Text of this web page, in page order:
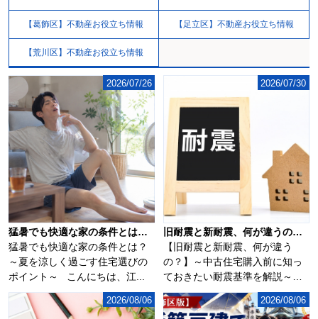
【葛飾区】不動産お役立ち情報 【足立区】不動産お役立ち情報
【荒川区】不動産お役立ち情報
猛暑でも快適な家の条件とは？夏を涼しく過ごす住宅選びのポイント
猛暑でも快適な家の条件とは？
～夏を涼しく過ごす住宅選びの
ポイント～ こんにちは、江...
2026/07/26
旧耐震と新耐震、何が違うの？～中古住宅購入前に知っておきたい耐震基準を解説～
【旧耐震と新耐震、何が違う
の？】～中古住宅購入前に知っ
ておきたい耐震基準を解説～こ
んにちは、江戸川区...
2026/07/30
2026/08/06 2026/08/06